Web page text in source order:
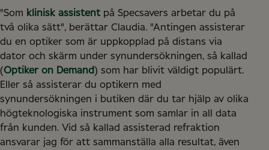
"Som klinisk assistentpå Specsavers arbetar du på
två olika sätt", berättar Claudia. "Antingen assisterar
du en optiker som är uppkopplad på distans via
dator och skärm under synundersökningen, så kallad
(Optiker on Demand) som har blivit väldigt populärt.
Eller så assisterar du optikern med
synundersökningen i butiken där du tar hjälp av olika
högteknologiska instrument som samlar in all data
från kunden. Vid så kallad assisterad refraktion
ansvarar jag för att sammanställa alla resultat, även